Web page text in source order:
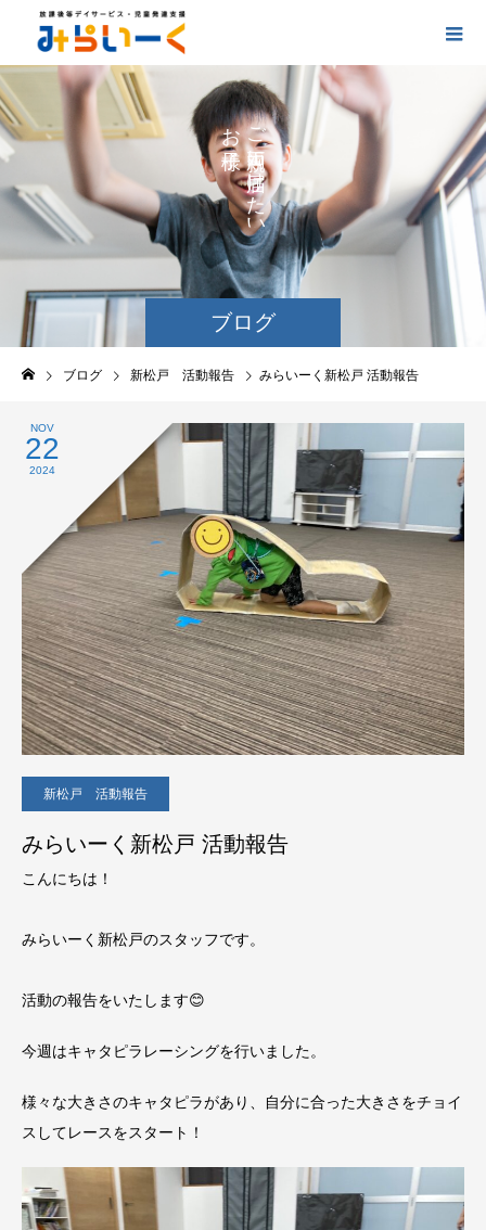
ブログ
ご
に
け
た
い
お
の
の
ブログ 新松戸 活動報告 みらいーく新松戸 活動報告
NOV
22
2024
新松戸 活動報告
みらいーく新松戸 活動報告
こんにちは！
みらいーく新松戸のスタッフです。
活動の報告をいたします😊
今週はキャタピラレーシングを行いました。
様々な大きさのキャタピラがあり、自分に合った大きさをチョイ
スしてレースをスタート！